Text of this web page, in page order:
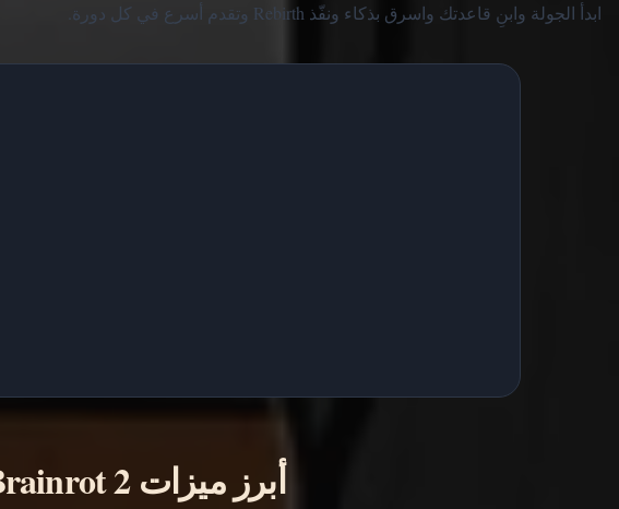
ابدأ الجولة وابنِ قاعدتك واسرق بذكاء ونفّذ Rebirth وتقدم أسرع في كل دورة.
أبرز ميزات Rob Brainrot 2